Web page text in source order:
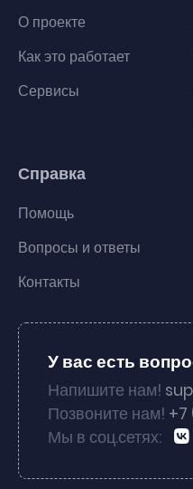
О проекте
Как это работает
Сервисы
Справка
Помощь
Вопросы и ответы
Контакты
У вас есть
Напишите нам!
Позвоните нам! +7
Мы в соц.сетях: